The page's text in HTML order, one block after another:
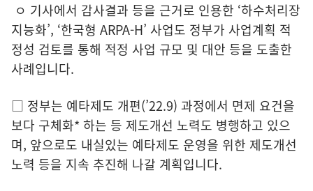
ㅇ 기사에서 감사결과 등을 근거로 인용한 ‘하수처리장
지능화’, ‘한국형 ARPA-H’ 사업도 정부가 사업계획 적
정성 검토를 통해 적정 사업 규모 및 대안 등을 도출한
사례입니다.
□ 정부는 예타제도 개편(’22.9) 과정에서 면제 요건을
보다 구체화* 하는 등 제도개선 노력도 병행하고 있으
며, 앞으로도 내실있는 예타제도 운영을 위한 제도개선
노력 등을 지속 추진해 나갈 계획입니다.